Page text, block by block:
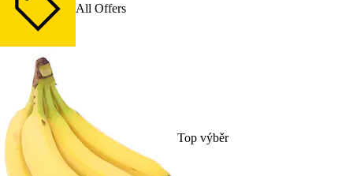
All Offers
Top výběr